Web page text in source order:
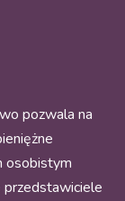
pozwala na
osobistym
przedstawiciele